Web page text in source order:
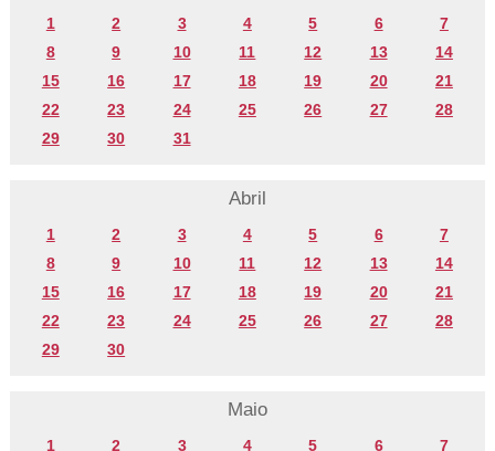
1 2 3 4 5 6
7
8
9 10 11 12 13
14
15
16 17 18 19 20
21
22
23 24 25 26 27
28
29
30 31
Abril
1 2 3 4 5 6
7
8
9 10 11 12 13
14
15
16 17 18 19 20
21
22
23 24 25 26 27
28
29
30
Maio
1 2 3 4 5 6
7